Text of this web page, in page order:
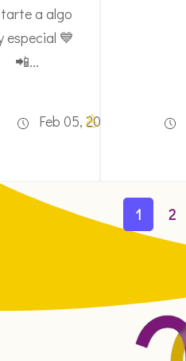
a algo
especial 💙
📲...
Feb 05, 2026
1 2